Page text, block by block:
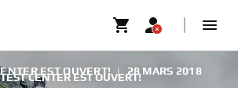
CENTER EST OUVERT!
EST OUVERT! | 28 MARS 2018